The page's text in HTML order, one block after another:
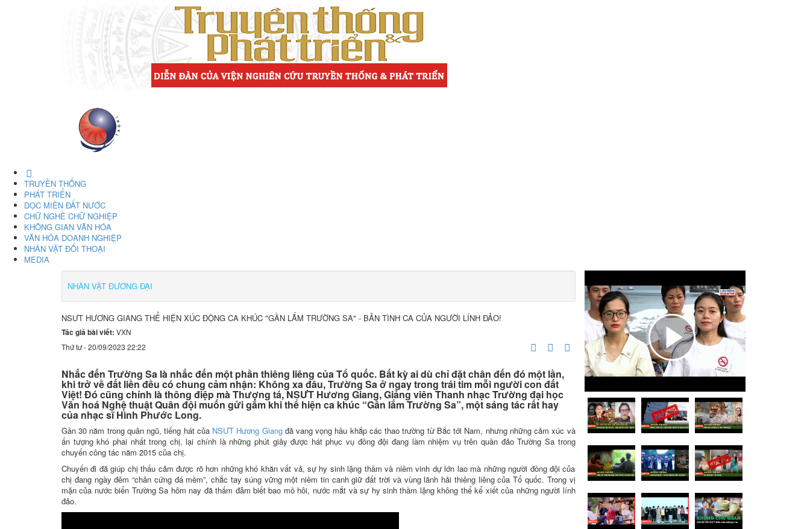
TRUYỀN THỐNG
PHÁT TRIỂN
DỌC MIỀN ĐẤT NƯỚC
CHỮ NGHỀ CHỮ NGHIỆP
KHÔNG GIAN VĂN HÓA
VĂN HÓA DOANH NGHIỆP
NHÂN VẬT ĐỐI THOẠI
MEDIA
NHÂN VẬT ĐƯƠNG ĐẠI
NSƯT HƯƠNG GIANG THỂ HIỆN XÚC ĐỘNG CA KHÚC "GẦN LẮM TRƯỜNG SA" - BẢN TÌNH CA CỦA NGƯỜI LÍNH ĐẢO!
Tác giả bài viết: VXN
Thứ tư - 20/09/2023 22:22
Nhắc đến Trường Sa là nhắc đến một phần thiêng liêng của Tổ quốc. Bất kỳ ai dù chỉ đặt chân đến đó một lần,
khi trở về đất liền đều có chung cảm nhận: Không xa đâu, Trường Sa ở ngay trong trái tim mỗi người con đất
Việt! Đó cũng chính là thông điệp mà Thượng tá, NSƯT Hương Giang, Giảng viên Thanh nhạc Trường đại học
Văn hoá Nghệ thuật Quân đội muốn gửi gắm khi thể hiện ca khúc “Gần lắm Trường Sa”, một sáng tác rất hay
của nhạc sĩ Hình Phước Long.
Gần 30 năm trong quân ngũ, tiếng hát của NSƯT Hương Giangđã vang vọng hầu khắp các thao trường từ Bắc tới Nam, nhưng những cảm xúc và
ấn tượng khó phai nhất trong chị, lại chính là những phút giây được hát phục vụ đồng đội đang làm nhiệm vụ trên quần đảo Trường Sa trong
chuyến công tác năm 2015 của chị.
Chuyến đi đã giúp chị thấu cảm được rõ hơn những khó khăn vất vả, sự hy sinh lặng thầm và niềm vinh dự lớn lao mà những người đồng đội của
chị đang ngày đêm “chân cứng đá mềm”, chắc tay súng vững một niềm tin canh giữ đất trời và vùng lãnh hải thiêng liêng của Tổ quốc. Trong vị
mặn của nước biển Trường Sa hôm nay đã thấm đẫm biết bao mồ hôi, nước mắt và sự hy sinh thầm lặng không thể kể xiết của những người lính
đảo.